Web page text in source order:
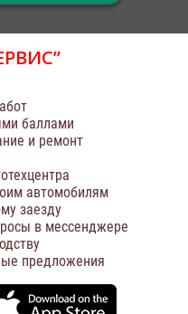
баллами
и ремонт
автомобилям
заезду
в мессенджере
предложения